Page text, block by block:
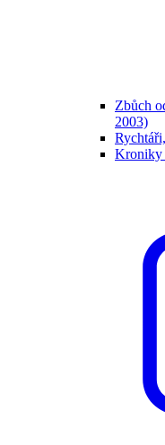
Zbůch
2003)
Kroniky